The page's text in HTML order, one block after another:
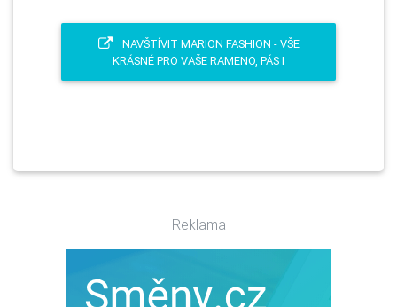
NAVŠTÍVIT MARION FASHION - VŠE
KRÁSNÉ PRO VAŠE RAMENO, PÁS I
Reklama